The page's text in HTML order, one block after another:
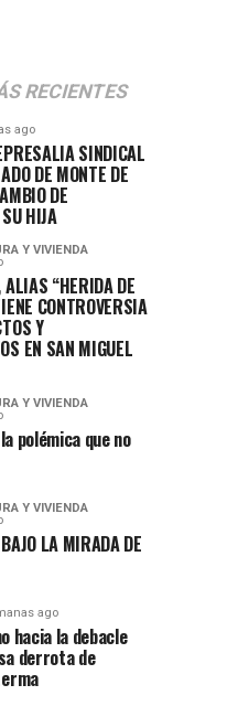
RECIENTES
ago
SINDICAL
DE MONTE DE
DE
HIJA
Y VIVIENDA
“HERIDA DE
CONTROVERSIA
Y
EN SAN MIGUEL
Y VIVIENDA
polémica que no
Y VIVIENDA
LA MIRADA DE
ago
hacia la debacle
derrota de